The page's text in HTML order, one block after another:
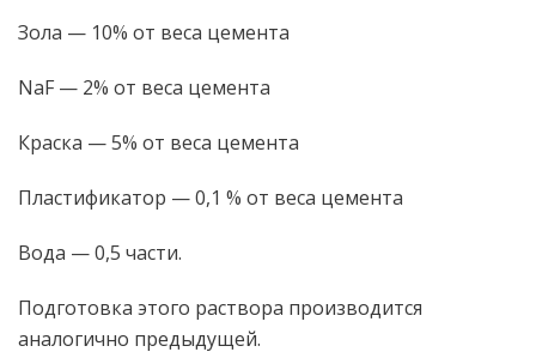
Зола — 10% от веса цемента
NaF — 2% от веса цемента
Краска — 5% от веса цемента
Пластификатор — 0,1 % от веса цемента
Вода — 0,5 части.
Подготовка этого раствора производится
аналогично предыдущей.